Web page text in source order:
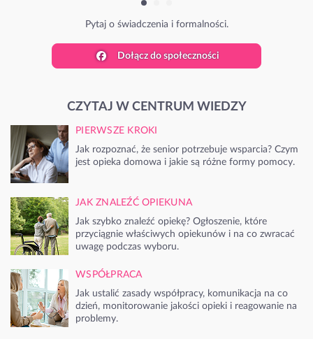
Dołącz do społeczności
CZYTAJ W CENTRUM WIEDZY
PIERWSZE KROKI
Jak rozpoznać, że senior potrzebuje wsparcia? Czym
jest opieka domowa i jakie są różne formy pomocy.
JAK ZNALEŹĆ OPIEKUNA
Jak szybko znaleźć opiekę? Ogłoszenie, które
przyciągnie właściwych opiekunów i na co zwracać
uwagę podczas wyboru.
WSPÓŁPRACA
Jak ustalić zasady współpracy, komunikacja na co
dzień, monitorowanie jakości opieki i reagowanie na
problemy.